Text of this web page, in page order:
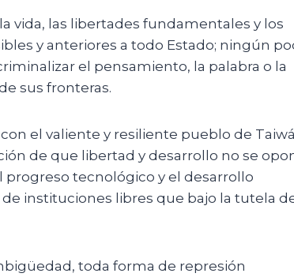
vida, las libertades fundamentales y los
y anteriores a todo Estado; ningún
el pensamiento, la palabra o la
sus fronteras.
el valiente y resiliente pueblo de
de que libertad y desarrollo no se
progreso tecnológico y el desarrollo
instituciones libres que bajo la tutela
toda forma de represión